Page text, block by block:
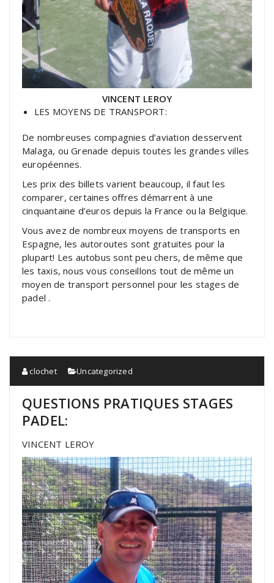
VINCENT LEROY
LES MOYENS DE TRANSPORT:
De nombreuses compagnies d’aviation desservent
Malaga, ou Grenade depuis toutes les grandes villes
européennes.
Les prix des billets varient beaucoup, il faut les
comparer, certaines offres démarrent à une
cinquantaine d’euros depuis la France ou la Belgique.
Vous avez de nombreux moyens de transports en
Espagne, les autoroutes sont gratuites pour la
plupart! Les autobus sont peu chers, de même que
les taxis, nous vous conseillons tout de même un
moyen de transport personnel pour les stages de
padel .
clochet Uncategorized
QUESTIONS PRATIQUES STAGES
PADEL:
VINCENT LEROY